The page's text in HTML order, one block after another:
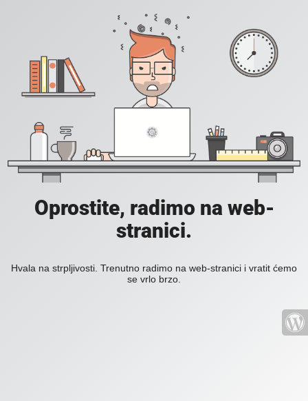
Oprostite, radimo na web-
stranici.
Hvala na strpljivosti. Trenutno radimo na web-stranici i vratit ćemo
se vrlo brzo.